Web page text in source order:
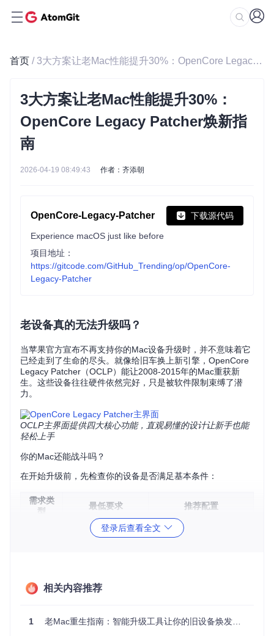
首页 / 3大方案让老Mac性能提升30%：OpenCore Legacy Patcher焕新指南
3大方案让老Mac性能提升30%：
OpenCore Legacy Patcher焕新指
南
2026-04-19 08:49:43 作者：齐添朝
OpenCore-Legacy-Patcher 下载源代码
Experience macOS just like before
项目地址：
https://gitcode.com/GitHub_Trending/op/OpenCore-
Legacy-Patcher
老设备真的无法升级吗？
当苹果官方宣布不再支持你的Mac设备升级时，并不意味着它
已经走到了生命的尽头。就像给旧车换上新引擎，OpenCore
Legacy Patcher（OCLP）能让2008-2015年的Mac重获新
生。这些设备往往硬件依然完好，只是被软件限制束缚了潜
力。
OCLP主界面提供四大核心功能，直观易懂的设计让新手也能
轻松上手
你的Mac还能战斗吗？
在开始升级前，先检查你的设备是否满足基本条件：
需求类
型
最低要求 推荐配置
OS X Yosemite 10.
macOS High Sierra 10.
13+
网络环
境
稳定互联网连接
电池状
态
可正常开机 电量50%以上
登录后查看全文
相关内容推荐
1 老Mac重生指南：智能升级工具让你的旧设备焕发第二春